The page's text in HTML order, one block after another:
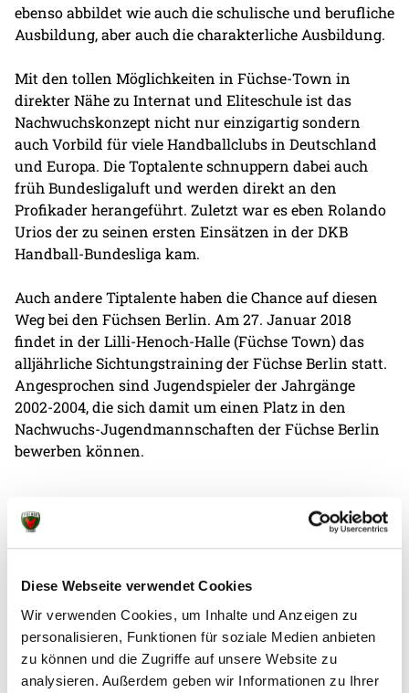
Diese Webseite verwendet Cookies
Wir verwenden Cookies, um Inhalte und Anzeigen zu
personalisieren, Funktionen für soziale Medien anbieten
zu können und die Zugriffe auf unsere Website zu
analysieren. Außerdem geben wir Informationen zu Ihrer
ebenso abbildet wie auch die schulische und berufliche
Ausbildung, aber auch die charakterliche Ausbildung.
Mit den tollen Möglichkeiten in Füchse-Town in
direkter Nähe zu Internat und Eliteschule ist das
Nachwuchskonzept nicht nur einzigartig sondern
auch Vorbild für viele Handballclubs in Deutschland
und Europa. Die Toptalente schnuppern dabei auch
früh Bundesligaluft und werden direkt an den
Profikader herangeführt. Zuletzt war es eben Rolando
Urios der zu seinen ersten Einsätzen in der DKB
Handball-Bundesliga kam.
Auch andere Tiptalente haben die Chance auf diesen
Weg bei den Füchsen Berlin. Am 27. Januar 2018
findet in der Lilli-Henoch-Halle (Füchse Town) das
alljährliche Sichtungstraining der Füchse Berlin statt.
Angesprochen sind Jugendspieler der Jahrgänge
2002-2004, die sich damit um einen Platz in den
Nachwuchs-Jugendmannschaften der Füchse Berlin
bewerben können.
Voraussetzungen sind:
- gutes Spielverständnis